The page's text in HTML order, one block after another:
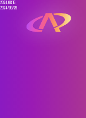
2024.08.16
2024/09/29